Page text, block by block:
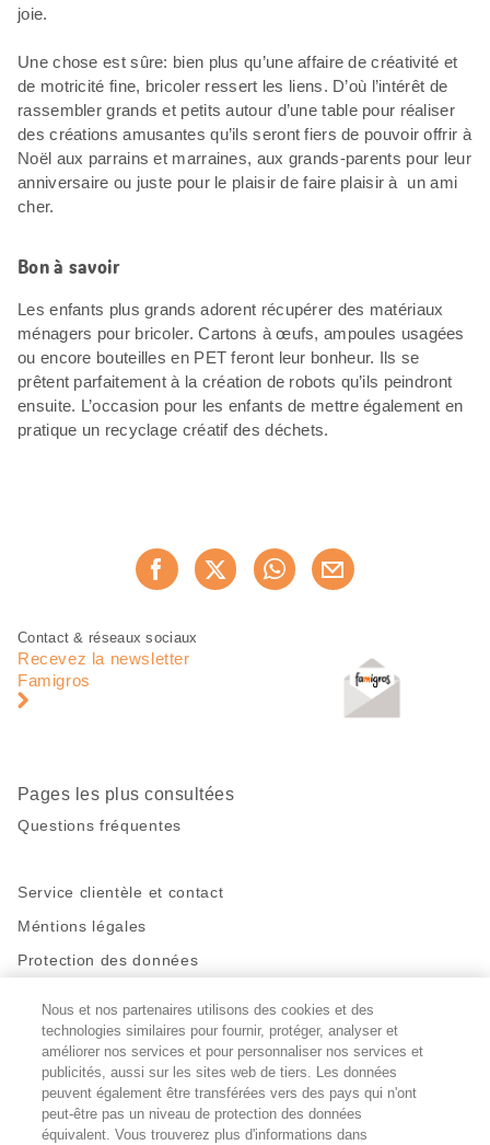
joie.
Une chose est sûre: bien plus qu’une affaire de créativité et
de motricité fine, bricoler ressert les liens. D’où l’intérêt de
rassembler grands et petits autour d’une table pour réaliser
des créations amusantes qu’ils seront fiers de pouvoir offrir à
Noël aux parrains et marraines, aux grands-parents pour leur
anniversaire ou juste pour le plaisir de faire plaisir à un ami
cher.
Bon à savoir
Les enfants plus grands adorent récupérer des matériaux
ménagers pour bricoler. Cartons à œufs, ampoules usagées
ou encore bouteilles en PET feront leur bonheur. Ils se
prêtent parfaitement à la création de robots qu’ils peindront
ensuite. L’occasion pour les enfants de mettre également en
pratique un recyclage créatif des déchets.
Recommander maintenant
Pied
page
Navigation
pied
Contact & réseaux sociaux
Recevez la newsletter
Famigros
Pages les plus consultées
Questions fréquentes
Service clientèle et contact
Méntions légales
Protection des données
Restez en contact!
Facebook
http://twitter.com/migros
https://www.youtube.com/user/
PinterestInstagram
Paramètres des cookies
Nous et nos partenaires utilisons des cookies et des
technologies similaires pour fournir, protéger, analyser et
améliorer nos services et pour personnaliser nos services et
publicités, aussi sur les sites web de tiers. Les données
peuvent également être transférées vers des pays qui n'ont
peut-être pas un niveau de protection des données
équivalent. Vous trouverez plus d'informations dans